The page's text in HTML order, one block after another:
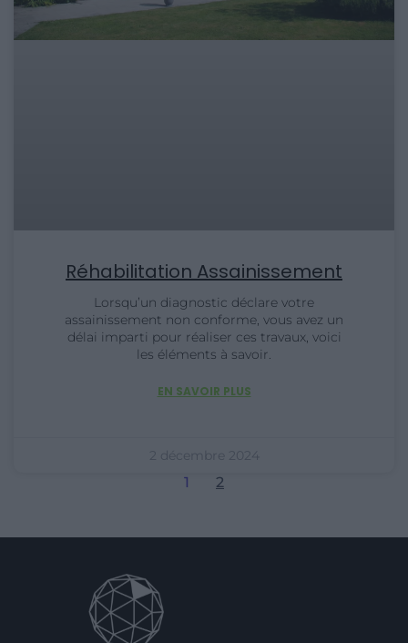
Réhabilitation Assainissement
Lorsqu’un diagnostic déclare votre
assainissement non conforme, vous avez un
délai imparti pour réaliser ces travaux, voici
les éléments à savoir.
EN SAVOIR PLUS
2 décembre 2024
1 2